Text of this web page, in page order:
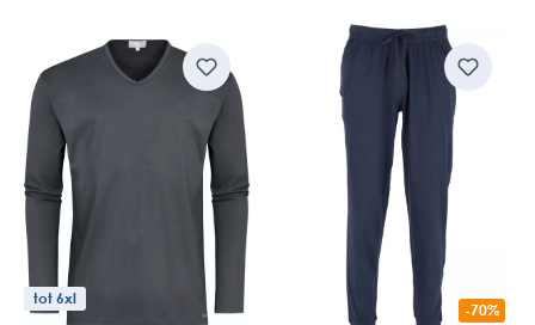
tot 6xl
-70%